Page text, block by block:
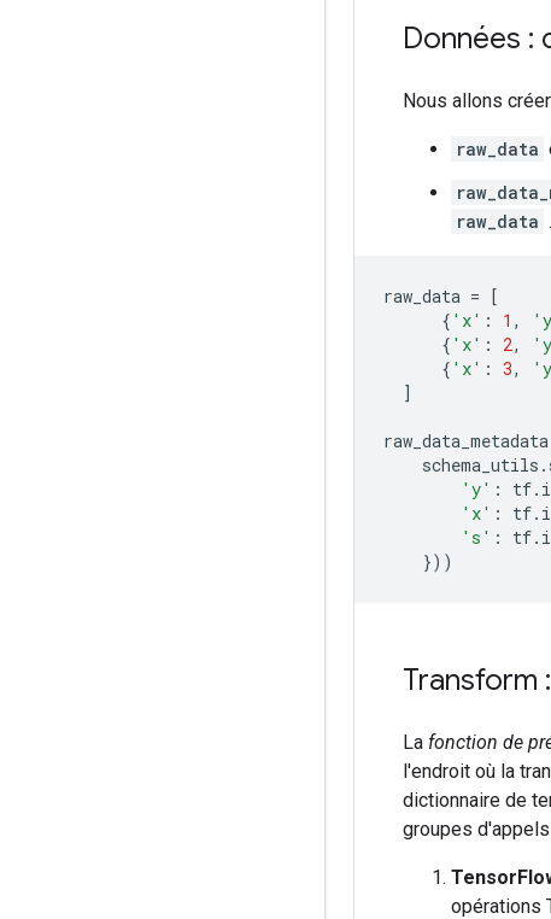
Données :
Nous allons
raw_data
raw_data
raw_data = [
{ 'x' : 1 ,
{ 'x' : 2,
{ 'x' : 3,
]
raw_data_metadata
schema_utils .
'y' : tf.
'x' : tf.
's' : tf.
}))
Transform
La fonction de
l'endroit où la
dictionnaire de
groupes
opérations